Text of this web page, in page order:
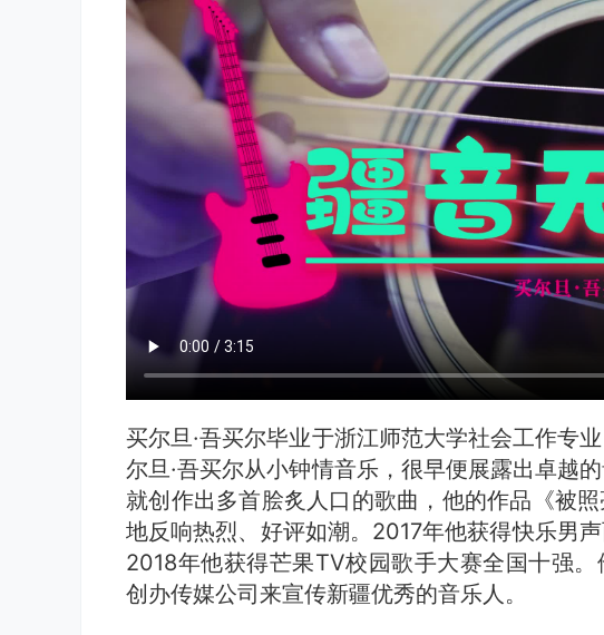
买尔旦·吾买尔毕业于浙江师范大学社会工作专
尔旦·吾买尔从小钟情音乐，很早便展露出卓越
就创作出多首脍炙人口的歌曲，他的作品《被
地反响热烈、好评如潮。2017年他获得快乐男
2018年他获得芒果TV校园歌手大赛全国十强
创办传媒公司来宣传新疆优秀的音乐人。